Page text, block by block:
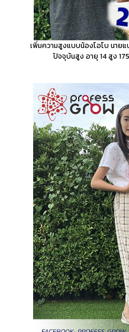
เพิ่มความสูงแบบน้องโอโบ นาย
ปัจจุบันสูง อายุ 14 สูง